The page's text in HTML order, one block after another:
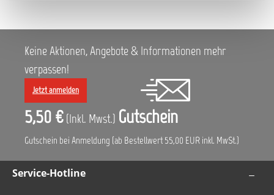
Keine Aktionen, Angebote & Informationen mehr
verpassen!
Jetzt anmelden
5,50 € (Inkl. Mwst.) Gutschein
Gutschein bei Anmeldung (ab Bestellwert 55,00 EUR inkl. MwSt.)
Service-Hotline